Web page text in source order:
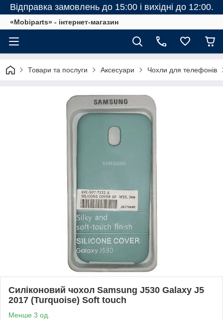
Відправка замовлень до 15:00 і вихідні до 12:00.
«Mobiparts» - інтернет-магазин
Товари та послуги Аксесуари Чохли для телефонів
Силіконовий чохол Samsung J530 Galaxy J5
2017 (Turquoise) Soft touch
Менше 3 од.